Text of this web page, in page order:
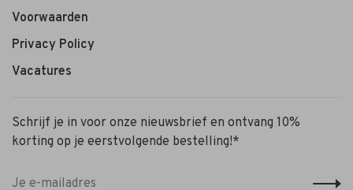
Voorwaarden
Privacy Policy
Vacatures
Schrijf je in voor onze nieuwsbrief en ontvang 10%
korting op je eerstvolgende bestelling!*